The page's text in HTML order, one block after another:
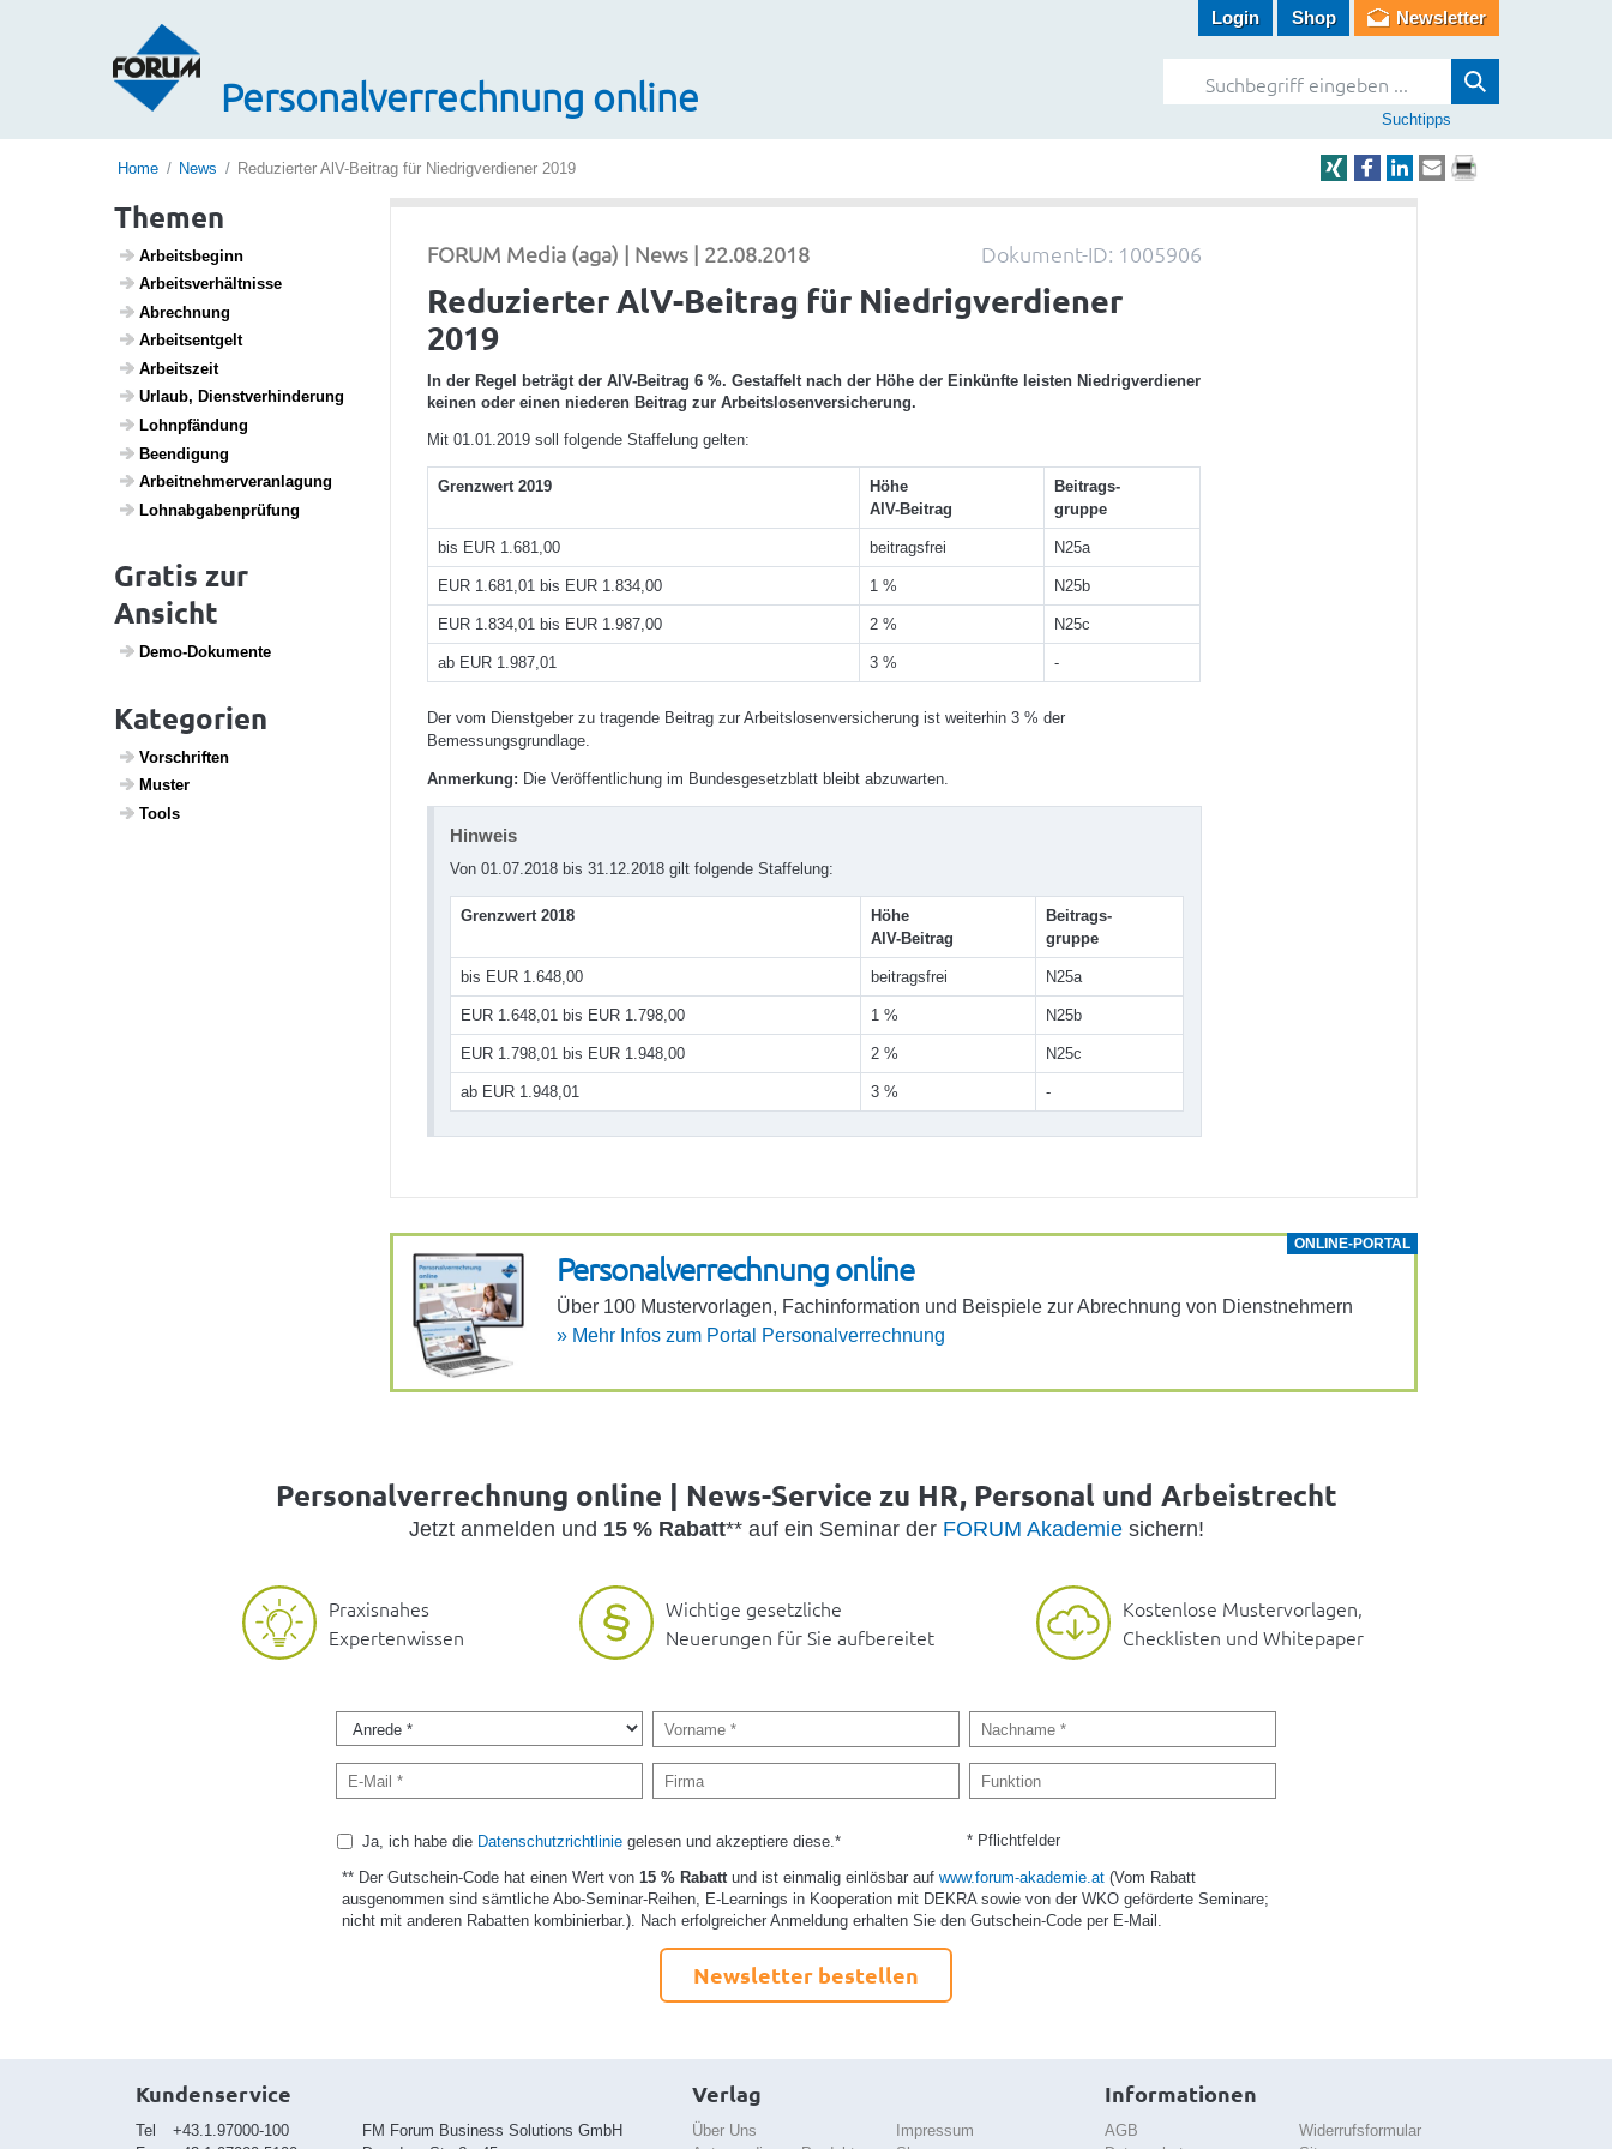
Personalverrechnung online
Login Shop Newsletter
Suchtipps
Home News Reduzierter AlV-Beitrag für Niedrigverdiener 2019
Themen
Arbeits­be­ginn
Arbeits­ver­hält­nisse
Abrech­nung
Arbeits­ent­gelt
Arbeits­zeit
Urlaub, Dienst­ver­hin­de­rung
Lohn­pfän­dung
Been­di­gung
Arbeit­neh­mer­ver­an­la­gung
Lohn­ab­ga­ben­prü­fung
Gratis zur
Ansicht
Demo-Doku­mente
Kategorien
Vorschriften
Muster
Tools
Dokument-ID: 1005906
FORUM Media (aga) | News | 22.08.2018
Reduzierter AlV-Beitrag für Niedrigverdiener
2019
In der Regel beträgt der AlV-Beitrag 6 %. Gestaffelt nach der Höhe der Einkünfte leisten Niedrigverdiener
keinen oder einen niederen Beitrag zur Arbeitslosenversicherung.
Mit 01.01.2019 soll folgende Staffelung gelten:
Grenzwert 2019
Höhe
AlV-Beitrag
Beitrags-
gruppe
bis EUR 1.681,00 beitragsfrei N25a
EUR 1.681,01 bis EUR 1.834,00 1 % N25b
EUR 1.834,01 bis EUR 1.987,00 2 % N25c
ab EUR 1.987,01 3 % -
Der vom Dienstgeber zu tragende Beitrag zur Arbeitslosenversicherung ist weiterhin 3 % der
Bemessungsgrundlage.
Anmerkung: Die Veröffentlichung im Bundesgesetzblatt bleibt abzuwarten.
Hinweis
Von 01.07.2018 bis 31.12.2018 gilt folgende Staffelung:
Grenzwert 2018
Höhe
AlV-Beitrag
Beitrags-
gruppe
bis EUR 1.648,00 beitragsfrei N25a
EUR 1.648,01 bis EUR 1.798,00 1 % N25b
EUR 1.798,01 bis EUR 1.948,00 2 % N25c
ab EUR 1.948,01 3 % -
ONLINE-PORTAL
Perso­na­l­ver­rech­nung online
Über 100 Muster­vor­lagen, Fach­in­for­ma­tion und Beispiele zur Abrech­nung von Dienst­neh­mern
» Mehr Infos zum Portal Perso­na­l­ver­rech­nung
Personalverrechnung online | News-Service zu HR, Personal und Arbeistrecht
Jetzt anmelden und 15 % Rabatt** auf ein Seminar der FORUM Akademiesichern!
Praxisnahes
Expertenwissen
Wichtige gesetzliche
Neuerungen für Sie aufbereitet
Kostenlose Mustervorlagen,
Checklisten und Whitepaper
Ja, ich habe die Datenschutzrichtliniegelesen und akzeptiere diese.* * Pflichtfelder
** Der Gutschein-Code hat einen Wert von 15 % Rabattund ist einmalig einlösbar aufwww.forum-akademie.at (Vom Rabatt
ausgenommen sind sämtliche Abo-Seminar-Reihen, E-Learnings in Kooperation mit DEKRA sowie von der WKO geförderte Seminare;
nicht mit anderen Rabatten kombinierbar.). Nach erfolgreicher Anmeldung erhalten Sie den Gutschein-Code per E-Mail.
Newsletter bestellen
Kundenservice
Tel
+43.1.97000-100
FM Forum Business Solutions GmbH
Verlag
Über Uns
Impressum
Informationen
AGB
Widerrufsformular